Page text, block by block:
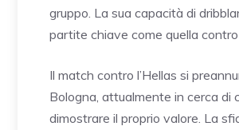
gruppo. La sua capacità di
partite chiave come quella contro
Il match contro l’Hellas si
Bologna, attualmente in cerca di
dimostrare il proprio valore. La